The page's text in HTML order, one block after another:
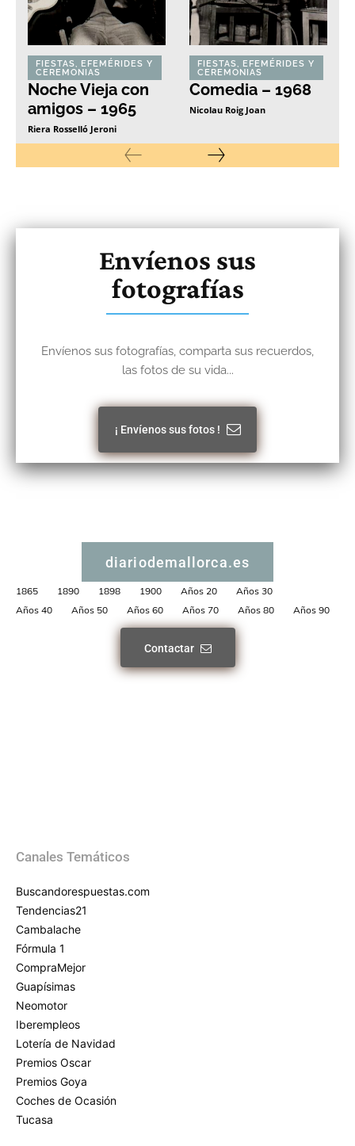
FIESTAS, EFEMÉRIDES Y
CEREMONIAS
Noche Vieja con
amigos – 1965
Riera Rosselló Jeroni
FIESTAS, EFEMÉRIDES Y
CEREMONIAS
Comedia – 1968
Nicolau Roig Joan
Envíenos sus
fotografías
Envíenos sus fotografías, comparta sus recuerdos,
las fotos de su vida...
¡ Envíenos sus fotos !
diariodemallorca.es
1865 1890 1898 1900 Años 20
Años 30
Años 40
Años 50 Años 60 Años 70 Años 80 Años 90
Contactar
Canales Temáticos
Buscandorespuestas.com
Tendencias21
Cambalache
Fórmula 1
CompraMejor
Guapísimas
Neomotor
Iberempleos
Lotería de Navidad
Premios Oscar
Premios Goya
Coches de Ocasión
Tucasa